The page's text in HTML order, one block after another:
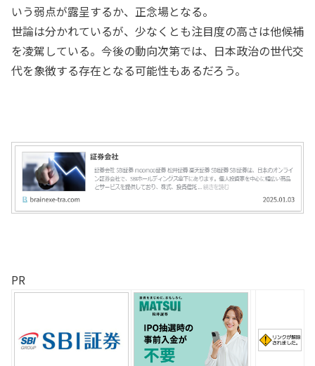
いう弱点が露呈するか、正念場となる。
世論は分かれているが、少なくとも注目度の高さは他候補
を凌駕している。今後の動向次第では、日本政治の世代交
代を象徴する存在となる可能性もあるだろう。
PR